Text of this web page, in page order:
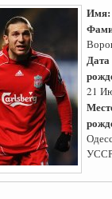
Дата
21